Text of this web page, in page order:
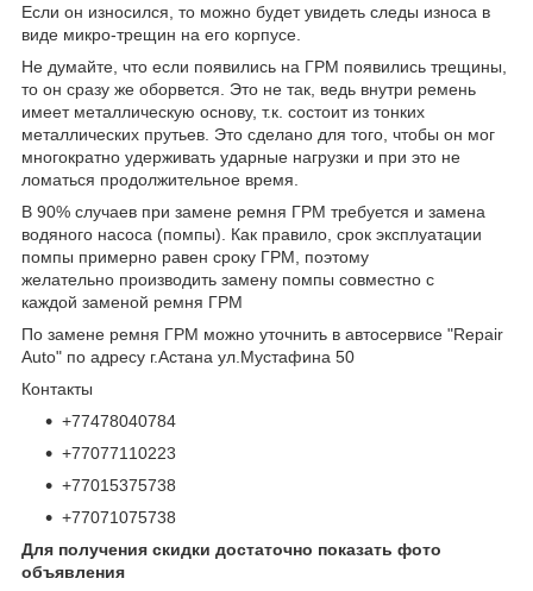
Если он износился, то можно будет увидеть следы износа в
виде микро-трещин на его корпусе.
Не думайте, что если появились на ГРМ появились трещины,
то он сразу же оборвется. Это не так, ведь внутри ремень
имеет металлическую основу, т.к. состоит из тонких
металлических прутьев. Это сделано для того, чтобы он мог
многократно удерживать ударные нагрузки и при это не
ломаться продолжительное время.
В 90% случаев при замене ремня ГРМ требуется и замена
водяного насоса (помпы). Как правило, срок эксплуатации
помпы примерно равен сроку ГРМ, поэтому
желательно производить замену помпы совместно с
каждой заменой ремня ГРМ
По замене ремня ГРМ можно уточнить в автосервисе "Repair
Auto" по адресу г.Астана ул.Мустафина 50
Контакты
+77478040784
+77077110223
+77015375738
+77071075738
Для получения скидки достаточно показать фото
объявления